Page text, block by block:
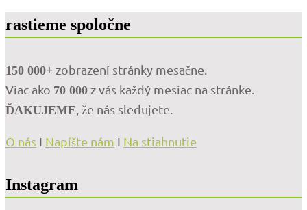
rastieme spoločne
150 000+ zobrazení stránky mesačne.
Viac ako 70 000 z vás každý mesiac na stránke.
ĎAKUJEME , že nás sledujete.
O nás I Napíšte nám I Na stiahnutie
Instagram